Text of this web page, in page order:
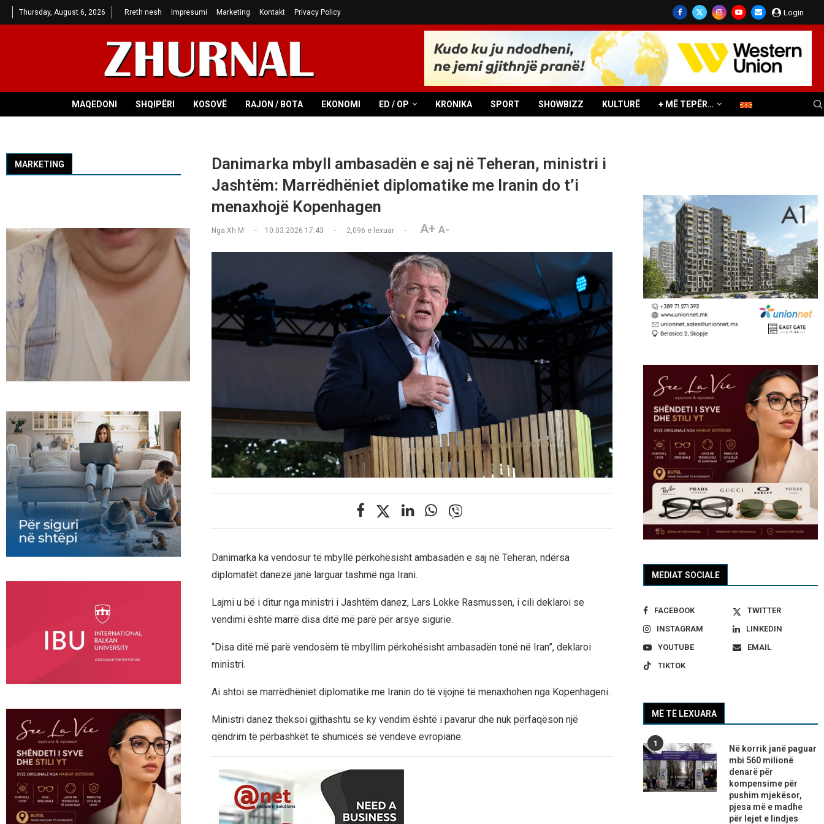
Thursday, August 6, 2026 Rreth nesh Impresumi Marketing Kontakt Privacy Policy Login
MAQEDONI SHQIPËRI KOSOVË RAJON / BOTA EKONOMI ED / OP KRONIKA SPORT SHOWBIZZ KULTURË + MË TEPËR…
Danimarka mbyll ambasadën e saj në Teheran, ministri i
Jashtëm: Marrëdhëniet diplomatike me Iranin do t’i
menaxhojë Kopenhagen
Nga Xh M 10.03.2026 17:43 2,096 e lexuar A+ A-
Danimarka ka vendosur të mbyllë përkohësisht ambasadën e saj në Teheran, ndërsa
diplomatët danezë janë larguar tashmë nga Irani.
Lajmi u bë i ditur nga ministri i Jashtëm danez, Lars Lokke Rasmussen, i cili deklaroi se
vendimi është marrë disa ditë më parë për arsye sigurie.
“Disa ditë më parë vendosëm të mbyllim përkohësisht ambasadën tonë në Iran”, deklaroi
ministri.
Ai shtoi se marrëdhëniet diplomatike me Iranin do të vijojnë të menaxhohen nga Kopenhageni.
Ministri danez theksoi gjithashtu se ky vendim është i pavarur dhe nuk përfaqëson një
qëndrim të përbashkët të shumicës së vendeve evropiane.
MEDIAT SOCIALE
FACEBOOK
TWITTER
INSTAGRAM
LINKEDIN
YOUTUBE
EMAIL
TIKTOK
MË TË LEXUARA
1
Në korrik janë paguar
mbi 560 milionë
denarë për
kompensime për
pushim mjekësor,
pjesa më e madhe
për lejet e lindjes
MARKETING